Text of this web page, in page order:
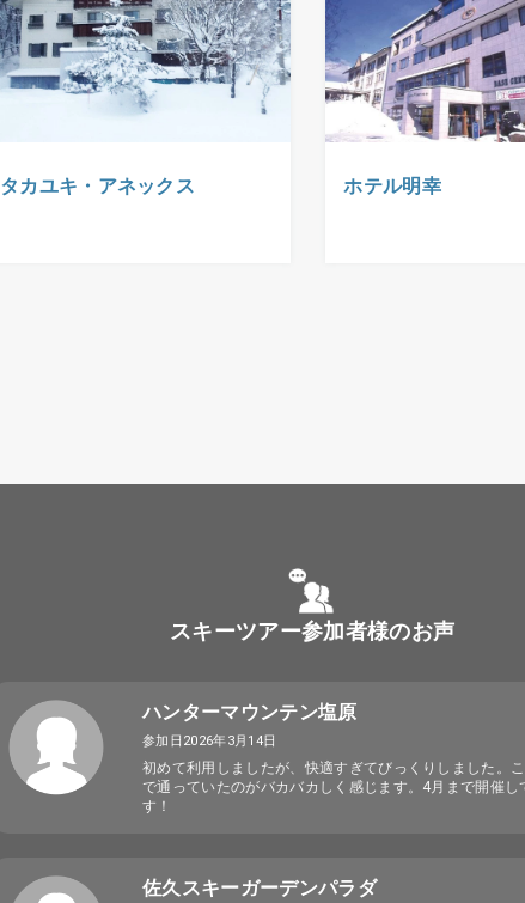
タカユキ・アネックス ホテル明幸
スキーツアー参加者様のお声
ハンターマウンテン塩原
参加日2026年3月14日
初めて利用しましたが、快適すぎてびっくりしました。
で通っていたのがバカバカしく感じます。4月まで開催し
す！
佐久スキーガーデンパラダ